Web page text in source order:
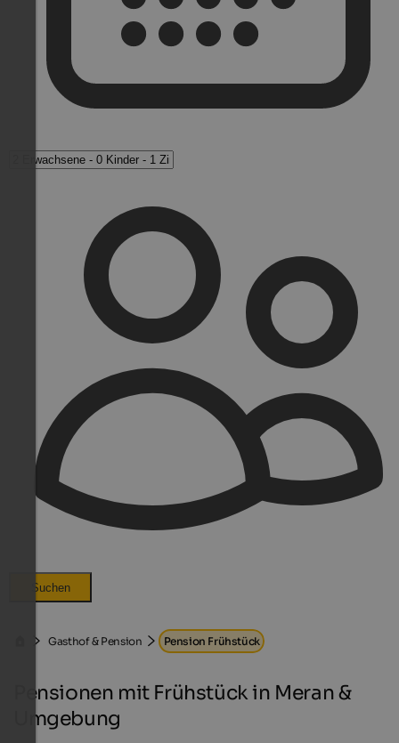
Suchen
Gasthof & Pension Pension Frühstück
Pensionen mit Frühstück in Meran &
Umgebung